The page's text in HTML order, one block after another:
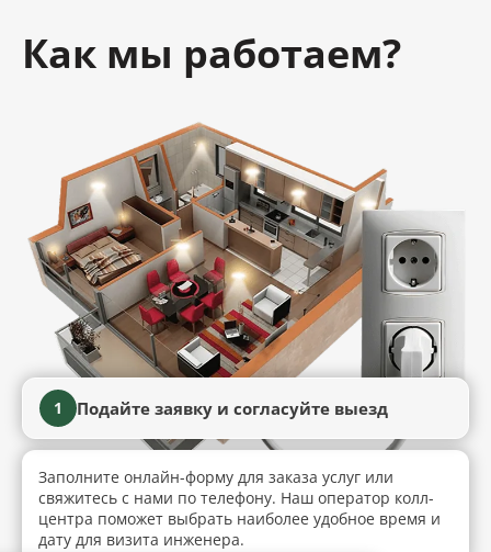
Как мы работаем?
1 Подайте заявку и согласуйте выезд
Заполните онлайн-форму для заказа услуг или
свяжитесь с нами по телефону. Наш оператор колл-
центра поможет выбрать наиболее удобное время и
дату для визита инженера.